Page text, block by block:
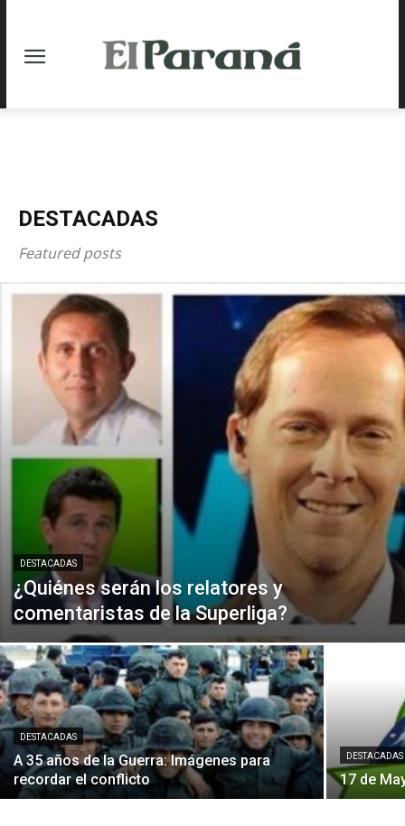
DESTACADAS
Featured posts
DESTACADAS
¿Quiénes serán los relatores y
comentaristas de la Superliga?
DESTACADAS
A 35 años de la Guerra: Imágenes para
recordar el conflicto
DESTACADAS
17 de